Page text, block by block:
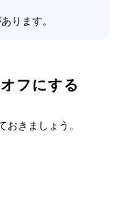
ります。
フにする
きましょう。